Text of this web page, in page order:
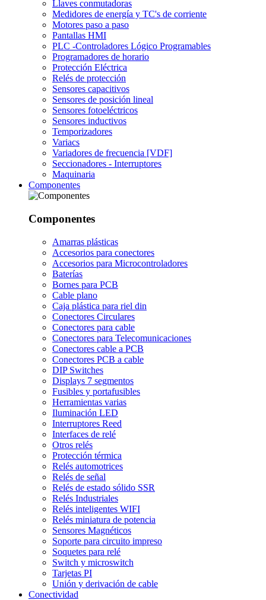
Llaves conmutadoras
Medidores de energía y TC's de corriente
Motores paso a paso
Pantallas HMI
PLC -Controladores Lógico Programables
Programadores de horario
Protección Eléctrica
Relés de protección
Sensores capacitivos
Sensores de posición lineal
Sensores fotoeléctricos
Sensores inductivos
Temporizadores
Variacs
Variadores de frecuencia [VDF]
Seccionadores - Interruptores
Maquinaria
Componentes
Componentes
Amarras plásticas
Accesorios para conectores
Accesorios para Microcontroladores
Baterías
Bornes para PCB
Cable plano
Caja plástica para riel din
Conectores Circulares
Conectores para cable
Conectores para Telecomunicaciones
Conectores cable a PCB
Conectores PCB a cable
DIP Switches
Displays 7 segmentos
Fusibles y portafusibles
Herramientas varias
Iluminación LED
Interruptores Reed
Interfaces de relé
Otros relés
Protección térmica
Relés automotrices
Relés de señal
Relés de estado sólido SSR
Relés Industriales
Relés inteligentes WIFI
Relés miniatura de potencia
Sensores Magnéticos
Soporte para circuito impreso
Soquetes para relé
Switch y microswitch
Tarjetas PI
Unión y derivación de cable
Conectividad